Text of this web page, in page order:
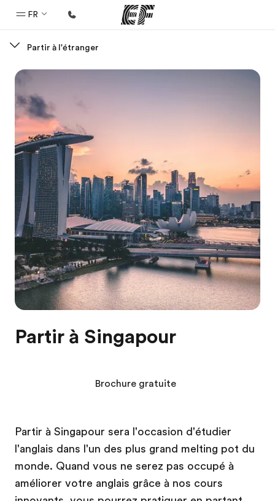
FR
Bienvenue chez EF
Programmes
Nos offres
Bureaux
Trouver un bureau
A propos de nous
Qui sommes-nous ?
EF recrute
Rejoignez nos équipes
Partir à l'étranger
Partir à Singapour
Partir à Singapour sera l'occasion d'étudier
l'anglais dans l'un des plus grand melting pot du
monde. Quand vous ne serez pas occupé à
améliorer votre anglais grâce à nos cours
Brochure gratuite